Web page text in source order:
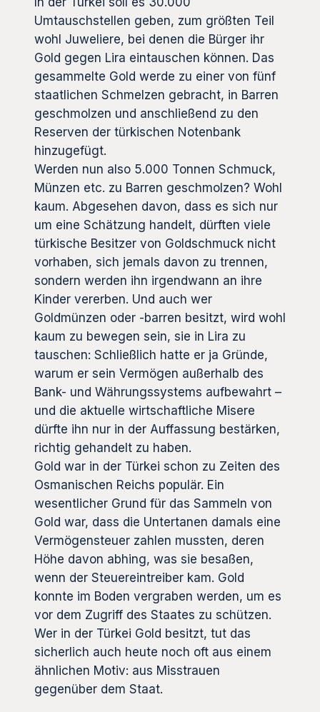
Umtauschstellen geben, zum größten Teil
wohl Juweliere, bei denen die Bürger ihr
Gold gegen Lira eintauschen können. Das
gesammelte Gold werde zu einer von fünf
staatlichen Schmelzen gebracht, in Barren
geschmolzen und anschließend zu den
Reserven der türkischen Notenbank
hinzugefügt.
Werden nun also 5.000 Tonnen Schmuck,
Münzen etc. zu Barren geschmolzen? Wohl
kaum. Abgesehen davon, dass es sich nur
um eine Schätzung handelt, dürften viele
türkische Besitzer von Goldschmuck nicht
vorhaben, sich jemals davon zu trennen,
sondern werden ihn irgendwann an ihre
Kinder vererben. Und auch wer
Goldmünzen oder -barren besitzt, wird wohl
kaum zu bewegen sein, sie in Lira zu
tauschen: Schließlich hatte er ja Gründe,
warum er sein Vermögen außerhalb des
Bank- und Währungssystems aufbewahrt –
und die aktuelle wirtschaftliche Misere
dürfte ihn nur in der Auffassung bestärken,
richtig gehandelt zu haben.
Gold war in der Türkei schon zu Zeiten des
Osmanischen Reichs populär. Ein
wesentlicher Grund für das Sammeln von
Gold war, dass die Untertanen damals eine
Vermögensteuer zahlen mussten, deren
Höhe davon abhing, was sie besaßen,
wenn der Steuereintreiber kam. Gold
konnte im Boden vergraben werden, um es
vor dem Zugriff des Staates zu schützen.
Wer in der Türkei Gold besitzt, tut das
sicherlich auch heute noch oft aus einem
ähnlichen Motiv: aus Misstrauen
gegenüber dem Staat.